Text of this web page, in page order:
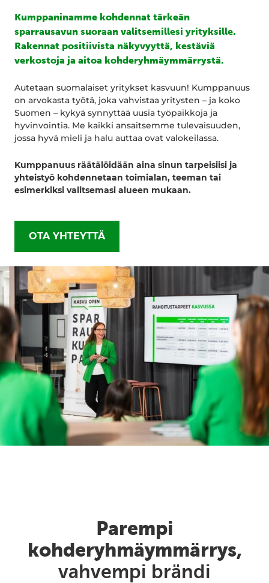
Kumppaninamme kohdennat tärkeän
sparrausavun suoraan valitsemillesi yrityksille.
Rakennat positiivista näkyvyyttä, kestäviä
verkostoja ja aitoa kohderyhmäymmärrystä.
Autetaan suomalaiset yritykset kasvuun! Kumppanuus
on arvokasta työtä, joka vahvistaa yritysten – ja koko
Suomen – kykyä synnyttää uusia työpaikkoja ja
hyvinvointia. Me kaikki ansaitsemme tulevaisuuden,
jossa hyvä mieli ja halu auttaa ovat valokeilassa.
Kumppanuus räätälöidään aina sinun tarpeisiisi ja
yhteistyö kohdennetaan toimialan, teeman tai
esimerkiksi valitsemasi alueen mukaan.
OTA YHTEYTTÄ
Parempi
kohderyhmäymmärrys,
vahvempi brändi